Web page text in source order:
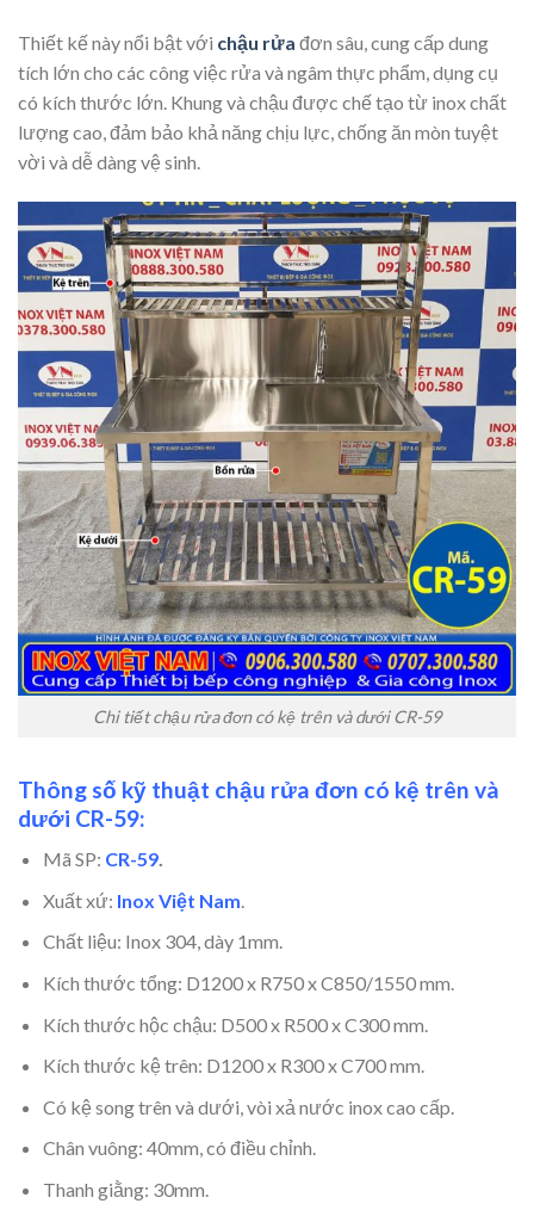
Thiết kế này nổi bật với chậu rửa đơn sâu, cung cấp dung
tích lớn cho các công việc rửa và ngâm thực phẩm, dụng cụ
có kích thước lớn. Khung và chậu được chế tạo từ inox chất
lượng cao, đảm bảo khả năng chịu lực, chống ăn mòn tuyệt
vời và dễ dàng vệ sinh.
Chi tiết chậu rửa đơn có kệ trên và dưới CR-59
Thông số kỹ thuật chậu rửa đơn có kệ trên và
dưới CR-59:
Mã SP: CR-59.
Xuất xứ: Inox Việt Nam
Chất liệu: Inox 304, dày 1mm.
Kích thước tổng: D1200 x R750 x C850/1550 mm.
Kích thước hộc chậu: D500 x R500 x C300 mm.
Kích thước kệ trên: D1200 x R300 x C700 mm.
Có kệ song trên và dưới, vòi xả nước inox cao cấp.
Chân vuông: 40mm, có điều chỉnh.
Thanh giằng: 30mm.